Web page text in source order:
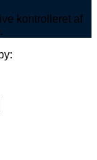
kontrolleret af